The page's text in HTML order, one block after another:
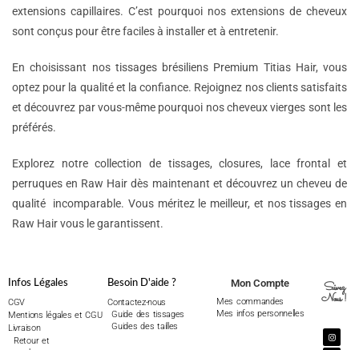
extensions capillaires. C’est pourquoi nos extensions de cheveux
sont conçus pour être faciles à installer et à entretenir.
En choisissant nos tissages brésiliens Premium Titias Hair, vous
optez pour la qualité et la confiance. Rejoignez nos clients satisfaits
et découvrez par vous-même pourquoi nos cheveux vierges sont les
préférés.
Explorez notre collection de tissages, closures, lace frontal et
perruques en Raw Hair dès maintenant et découvrez un cheveu de
qualité incomparable. Vous méritez le meilleur, et nos tissages en
Raw Hair vous le garantissent.
Infos Légales
CGV
Mentions légales et CGU
Livraison
Retour et
Besoin D'aide ?
Contactez-nous
Guide des tissages
Guides des tailles
Mon Compte
Mes commandes
Mes infos personnelles
Suivez
Nous !